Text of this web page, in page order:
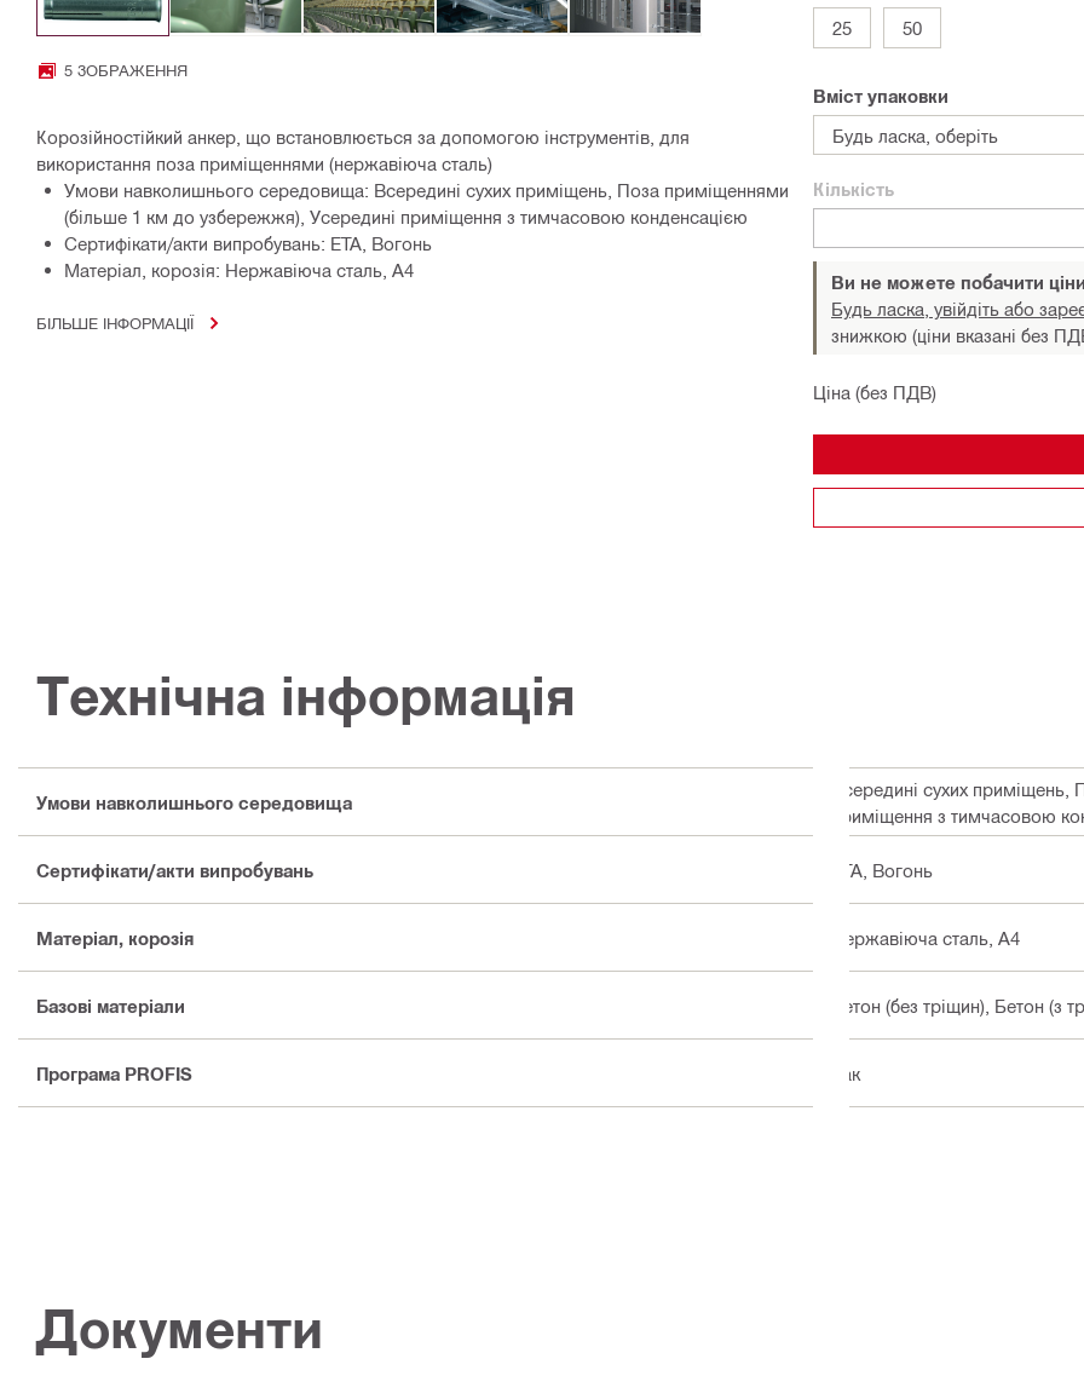
5 ЗОБРАЖЕННЯ
Корозійностійкий анкер, що встановлюється за допомогою інструментів, для
використання поза приміщеннями (нержавіюча сталь)
Умови навколишнього середовища: Всередині сухих приміщень, Поза приміщеннями
(більше 1 км до узбережжя), Усередині приміщення з тимчасовою конденсацією
Сертифікати/акти випробувань: ETA, Вогонь
Матеріал, корозія: Нержавіюча сталь, A4
БІЛЬШЕ ІНФОРМАЦІЇ
25
50
Вміст упаковки
Будь ласка, оберіть
Кількість
Ви не можете побачити
Будь ласка, увійдіть або
знижкою (ціни вказані без
Ціна (без ПДВ)
Технічна інформація
Умови навколишнього середовища
Всередині сухих
приміщення з тимчасовою
Сертифікати/акти випробувань ETA, Вогонь
Матеріал, корозія Нержавіюча сталь, A4
Базові матеріали Бетон (без тріщин), Бетон (з
Програма PROFIS Так
Документи